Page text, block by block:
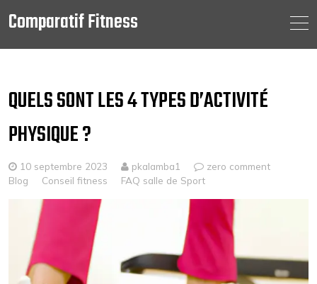
content
Comparatif Fitness
QUELS SONT LES 4 TYPES D’ACTIVITÉ
PHYSIQUE ?
10 septembre 2023 pkalamba1
zero comment
Blog
Conseil fitness FAQ salle de Sport